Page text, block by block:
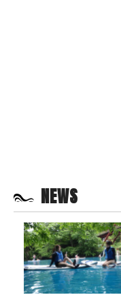
NEWS